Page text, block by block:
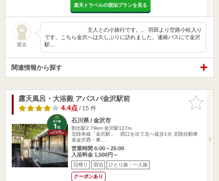
楽天トラベルの宿泊プランを見る
匿名
主人との小旅行です。。 羽田より空路小松入り
です。こちら金沢へは久しぶりに訪れました。連絡バスにて金沢
駅…
関連情報から探す
お気に入
りに追加
露天風呂・大浴殿 アパスパ金沢駅前
4.4点/ 15 件
石川県 / 金沢市
割出駅2.79km 金沢駅127m
北陸本線「金沢駅」 西口を出て左へ徒歩1分 北陸自動車
道金沢西・東…
営業時間 6:00～25:00
入浴料金 1,500円～
日帰り 宿泊 ひとり旅・一人旅
クーポンあり